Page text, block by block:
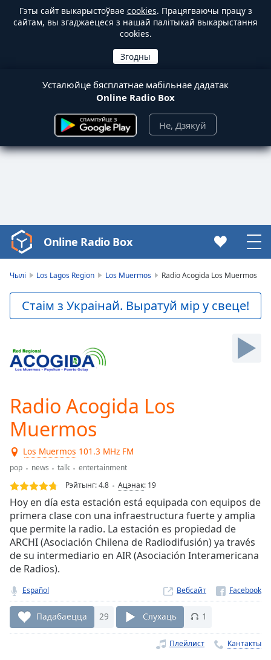
Гэты сайт выкарыстоўвае cookies. Працягваючы працу з
сайтам, вы згаджаецеся з нашай палітыкай выкарыстання
cookies.
Усталюйце бясплатнае мабільнае дадатак
Online Radio Box
Не, Дзякуй
Video
Player
Video
Backward
Skip
Forward
Current
Time0:00
Duration-:-
Loaded:
0.00%
Stream
TypeLIVE
Seek to
live,
currently
behind
liveLIVE
Remaining
Time-
1x
Playback
Rate
Online Radio Box
Чылі Los Lagos Region Los Muermos Radio Acogida Los Muermos
Стаім з Украінай. Выратуй мір у свеце!
Radio Acogida Los
Muermos
Los Muermos 101.3 MHz FM
pop news talk
entertainment
Рэйтынг:4.8 Ацэнак: 19
Hoy en día esta estación está equipada con equipos de
primera clase con una infraestructura fuerte y amplia
que permite la radio. La estación es propiedad de
ARCHI (Asociación Chilena de Radiodifusión) ya través
de su intermediario en AIR (Asociación Interamericana
de Radios).
Español Вебсайт
Падабаецца 29 Слухаць 1
Плейлист Кантакты